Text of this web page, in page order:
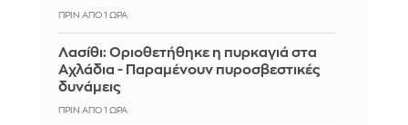
ΠΡΙΝ ΑΠΌ 1 ΏΡΑ
Λασίθι: Οριοθετήθηκε η πυρκαγιά στα
Αχλάδια - Παραμένουν πυροσβεστικές
δυνάμεις
ΠΡΙΝ ΑΠΌ 1 ΏΡΑ